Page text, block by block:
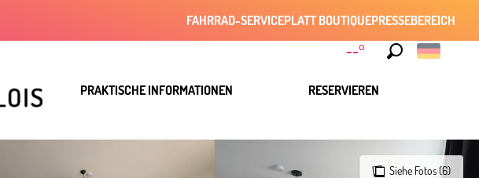
--°
FAHRRAD-SERVICEPLATT BOUTIQUEPRESSEBEREICH
PRAKTISCHE INFORMATIONEN RESERVIEREN
Siehe Fotos (6)